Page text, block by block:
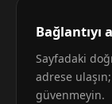
Bağlantıyı
Sayfadaki
adrese
güvenmeyin.